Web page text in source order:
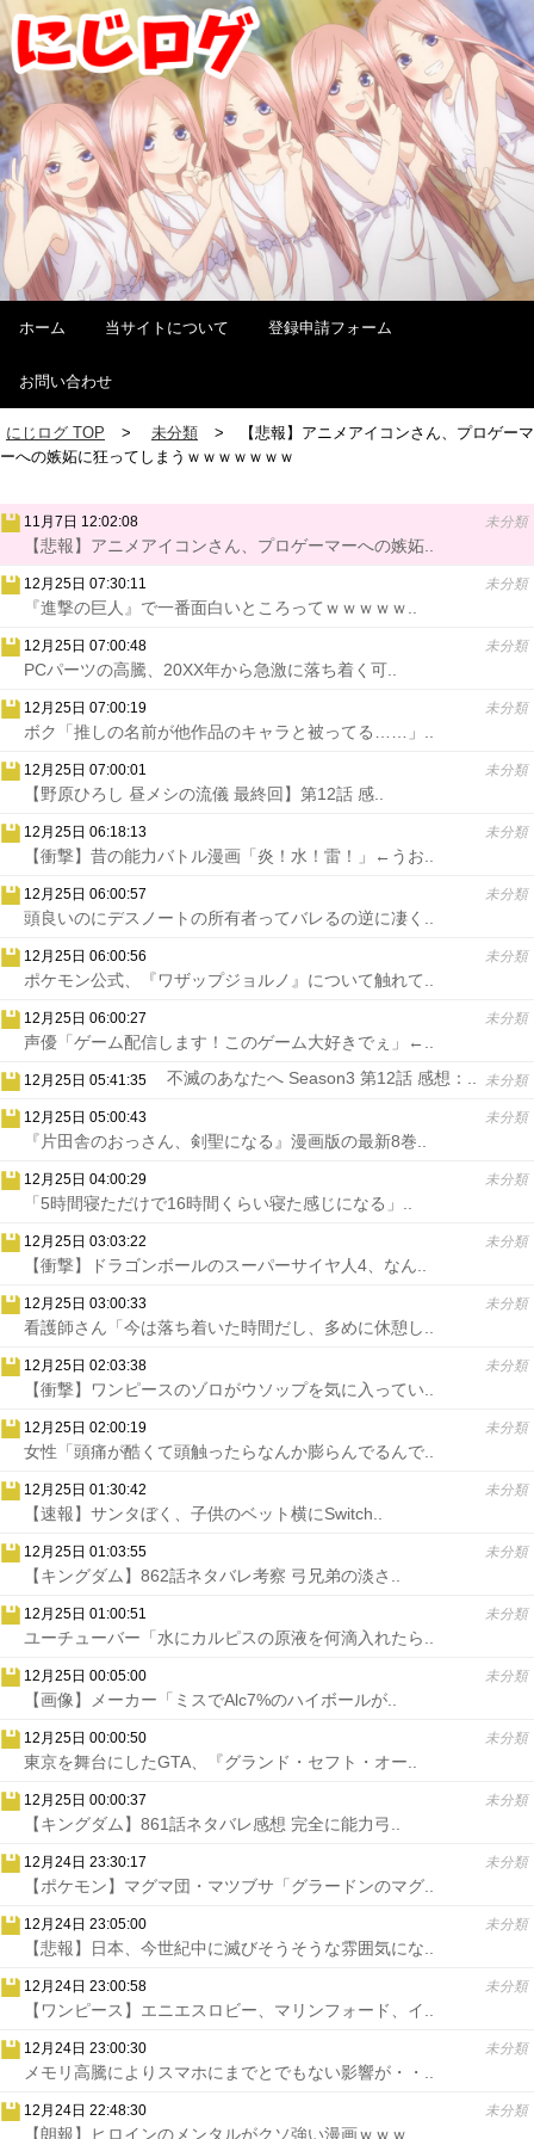
ホーム 当サイトについて 登録申請フォーム
お問い合わせ
にじログ TOP 未分類
【悲報】アニメアイコンさん、プロゲーマ
ーへの嫉妬に狂ってしまうｗｗｗｗｗｗｗ
11月7日 12:02:08 未分類
【悲報】アニメアイコンさん、プロゲーマーへの嫉妬..
12月25日 07:30:11 未分類
『進撃の巨人』で一番面白いところってｗｗｗｗｗ..
12月25日 07:00:48 未分類
PCパーツの高騰、20XX年から急激に落ち着く可..
12月25日 07:00:19 未分類
ボク「推しの名前が他作品のキャラと被ってる……」..
12月25日 07:00:01 未分類
【野原ひろし 昼メシの流儀 最終回】第12話 感..
12月25日 06:18:13 未分類
【衝撃】昔の能力バトル漫画「炎！水！雷！」←うお..
12月25日 06:00:57 未分類
頭良いのにデスノートの所有者ってバレるの逆に凄く..
12月25日 06:00:56 未分類
ポケモン公式、『ワザップジョルノ』について触れて..
12月25日 06:00:27 未分類
声優「ゲーム配信します！このゲーム大好きでぇ」←..
12月25日 05:41:35 未分類
不滅のあなたへ Season3 第12話 感想：..
12月25日 05:00:43 未分類
『片田舎のおっさん、剣聖になる』漫画版の最新8巻..
12月25日 04:00:29 未分類
「5時間寝ただけで16時間くらい寝た感じになる」..
12月25日 03:03:22 未分類
【衝撃】ドラゴンボールのスーパーサイヤ人4、なん..
12月25日 03:00:33 未分類
看護師さん「今は落ち着いた時間だし、多めに休憩し..
12月25日 02:03:38 未分類
【衝撃】ワンピースのゾロがウソップを気に入ってい..
12月25日 02:00:19 未分類
女性「頭痛が酷くて頭触ったらなんか膨らんでるんで..
12月25日 01:30:42 未分類
【速報】サンタぼく、子供のベット横にSwitch..
12月25日 01:03:55 未分類
【キングダム】862話ネタバレ考察 弓兄弟の淡さ..
12月25日 01:00:51 未分類
ユーチューバー「水にカルピスの原液を何滴入れたら..
12月25日 00:05:00 未分類
【画像】メーカー「ミスでAlc7%のハイボールが..
12月25日 00:00:50 未分類
東京を舞台にしたGTA、『グランド・セフト・オー..
12月25日 00:00:37 未分類
【キングダム】861話ネタバレ感想 完全に能力弓..
12月24日 23:30:17 未分類
【ポケモン】マグマ団・マツブサ「グラードンのマグ..
12月24日 23:05:00 未分類
【悲報】日本、今世紀中に滅びそうそうな雰囲気にな..
12月24日 23:00:58 未分類
【ワンピース】エニエスロビー、マリンフォード、イ..
12月24日 23:00:30 未分類
メモリ高騰によりスマホにまでとでもない影響が・・..
12月24日 22:48:30 未分類
【朗報】ヒロインのメンタルがクソ強い漫画ｗｗｗ..